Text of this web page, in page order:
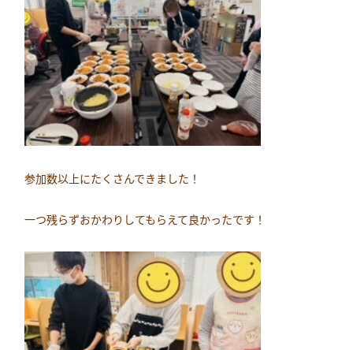
参加数以上にたくさんできました！
一つ残らずおかわりしてもらえて良かったです！